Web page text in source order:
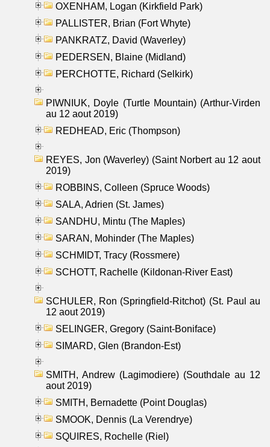
OXENHAM, Logan (Kirkfield Park)
PALLISTER, Brian (Fort Whyte)
PANKRATZ, David (Waverley)
PEDERSEN, Blaine (Midland)
PERCHOTTE, Richard (Selkirk)
PIWNIUK, Doyle (Turtle Mountain) (Arthur-Virden
au 12 aout 2019)
REDHEAD, Eric (Thompson)
REYES, Jon (Waverley) (Saint Norbert au 12 aout
2019)
ROBBINS, Colleen (Spruce Woods)
SALA, Adrien (St. James)
SANDHU, Mintu (The Maples)
SARAN, Mohinder (The Maples)
SCHMIDT, Tracy (Rossmere)
SCHOTT, Rachelle (Kildonan-River East)
SCHULER, Ron (Springfield-Ritchot) (St. Paul au
12 aout 2019)
SELINGER, Gregory (Saint-Boniface)
SIMARD, Glen (Brandon-Est)
SMITH, Andrew (Lagimodiere) (Southdale au 12
aout 2019)
SMITH, Bernadette (Point Douglas)
SMOOK, Dennis (La Verendrye)
SQUIRES, Rochelle (Riel)